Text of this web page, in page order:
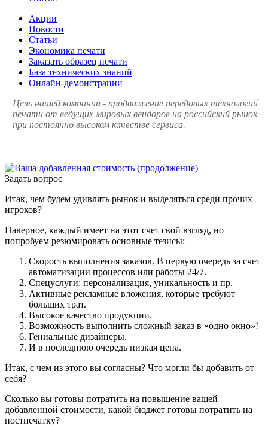
Акции
Новости
Статьи
Экономика печати
Заказать образец печати
База технических знаний
Онлайн-демонстрации
Цель нашей компании - продвижение передовых технологий
печати от ведущих мировых вендоров на российский рынок
при постоянно высоком качестве сервиса.
Задать вопрос
Итак, чем будем удивлять рынок и выделяться среди прочих
игроков?
Наверное, каждый имеет на этот счет свой взгляд, но
попробуем резюмировать основные тезисы:
Скорость выполнения заказов. В первую очередь за счет
автоматизации процессов или работы 24/7.
Спецуслуги: персонализация, уникальность и пр.
Активные рекламные вложения, которые требуют
больших трат.
Высокое качество продукции.
Возможность выполнить сложный заказ в «одно окно»!
Гениальные дизайнеры.
И в последнюю очередь низкая цена.
Итак, с чем из этого вы согласны? Что могли бы добавить от
себя?
Сколько вы готовы потратить на повышение вашей
добавленной стоимости, какой бюджет готовы потратить на
постпечатку?